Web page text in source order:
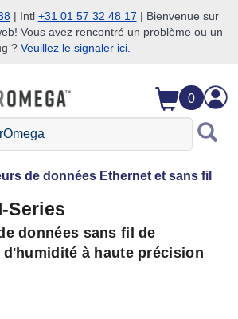
| Intl +31 01 57 32 48 17 | Bienvenue sur
Vous avez rencontré un problème ou un
? Veuillez le signaler ici.
0
de données Ethernet et sans fil
Series
données sans fil de
à haute précision